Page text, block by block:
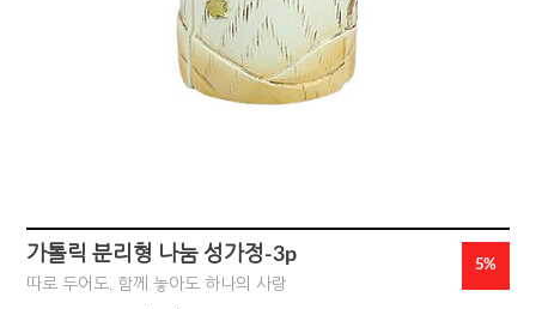
가톨릭 분리형 나눔 성가정-3p
따로 두어도, 함께 놓아도 하나의 사랑
5%